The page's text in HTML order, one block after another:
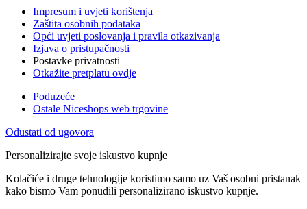
Impresum i uvjeti korištenja
Zaštita osobnih podataka
Opći uvjeti poslovanja i pravila otkazivanja
Izjava o pristupačnosti
Postavke privatnosti
Otkažite pretplatu ovdje
Poduzeće
Ostale Niceshops web trgovine
Odustati od ugovora
Personalizirajte svoje iskustvo kupnje
Kolačiće i druge tehnologije koristimo samo uz Vaš osobni pristanak
kako bismo Vam ponudili personalizirano iskustvo kupnje.